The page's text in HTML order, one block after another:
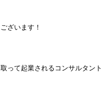
ざいます！
って起業されるコンサルタント